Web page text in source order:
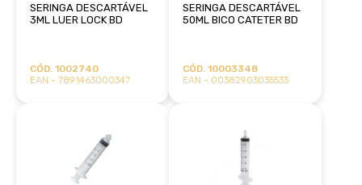
SERINGA DESCARTÁVEL
3ML LUER LOCK BD
CÓD. 1002740
EAN - 7891463000347
SERINGA DESCARTÁVEL
50ML BICO CATETER BD
CÓD. 10003348
EAN - 00382903035533